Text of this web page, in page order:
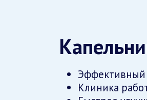
Эффективный
Клиника